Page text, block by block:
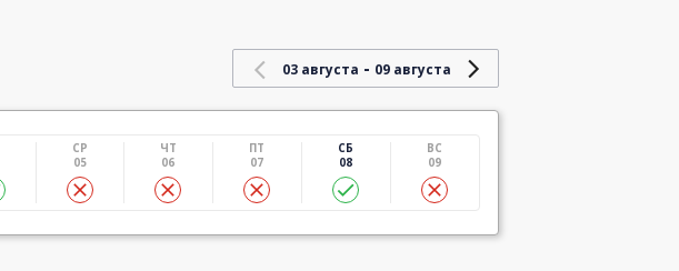
03 августа - 09 августа
СР
05
ЧТ
06
ПТ
07
СБ
08
ВС
09